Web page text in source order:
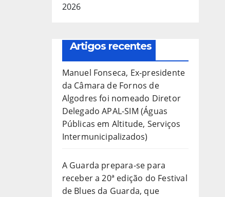
2026
Artigos recentes
Manuel Fonseca, Ex-presidente
da Câmara de Fornos de
Algodres foi nomeado Diretor
Delegado APAL-SIM (Águas
Públicas em Altitude, Serviços
Intermunicipalizados)
A Guarda prepara-se para
receber a 20ª edição do Festival
de Blues da Guarda, que